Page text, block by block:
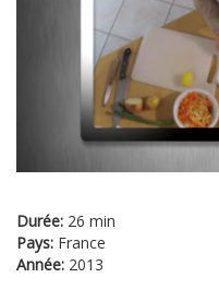
Durée: 26 min
Pays: France
Année: 2013